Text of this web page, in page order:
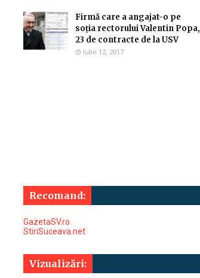
Firmă care a angajat-o pe
soția rectorului Valentin Popa,
23 de contracte de la USV
Iulie 12, 2017
Recomand:
GazetaSV.ro
StiriSuceava.net
Vizualizări: